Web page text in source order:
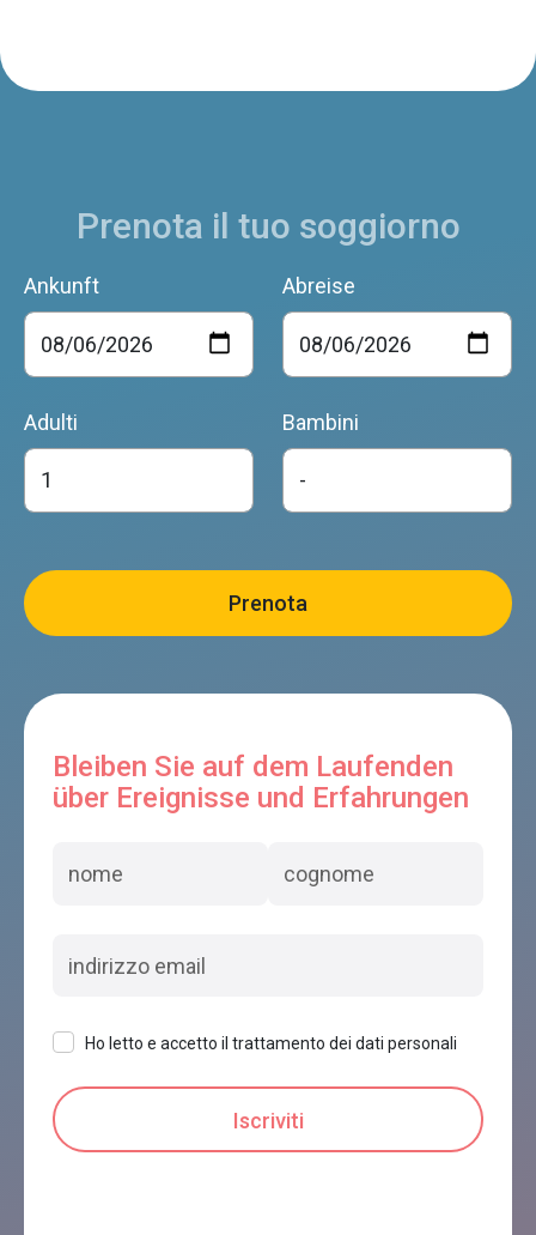
Prenota il tuo soggiorno
Ankunft Abreise
Adulti Bambini
Bleiben Sie auf dem Laufenden
über Ereignisse und Erfahrungen
Ho letto e accetto il trattamento dei dati personali